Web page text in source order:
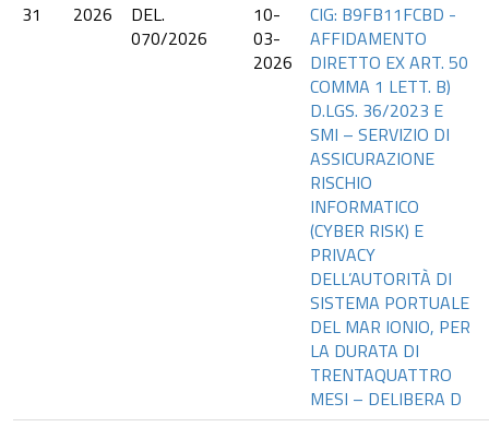
31
2026
DEL.
070/2026
10-
03-
2026
CIG: B9FB11FCBD -
AFFIDAMENTO
DIRETTO EX ART. 50
COMMA 1 LETT. B)
D.LGS. 36/2023 E
SMI – SERVIZIO DI
ASSICURAZIONE
RISCHIO
INFORMATICO
(CYBER RISK) E
PRIVACY
DELL’AUTORITÀ DI
SISTEMA PORTUALE
DEL MAR IONIO, PER
LA DURATA DI
TRENTAQUATTRO
MESI – DELIBERA D